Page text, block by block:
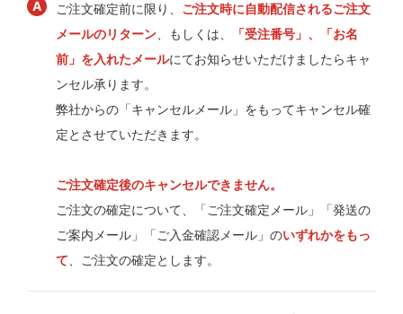
ご注文確定前に限り、 ご注文時に自動配信されるご注文
メールのリターン 、もしくは、
「受注番号」、「お名
前」を入れたメールにてお知らせいただけましたらキャ
ンセル承ります。
弊社からの「キャンセルメール」をもってキャンセル確
定とさせていただきます。
ご注文確定後のキャンセルできません。
ご注文の確定について、「ご注文確定メール」「発送の
ご案内メール」「ご入金確認メール」のいずれかをもっ
て 、ご注文の確定とします。